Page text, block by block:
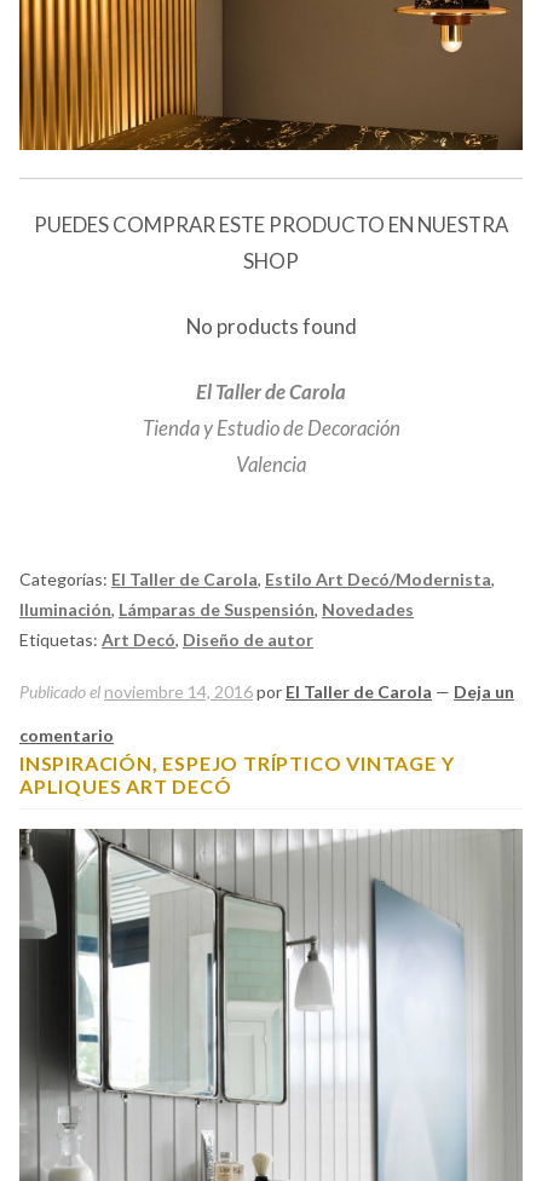
PUEDES COMPRAR ESTE PRODUCTO EN NUESTRA
SHOP
No products found
El Taller de Carola
Tienda y Estudio de Decoración
Valencia
Categorías: El Taller de Carola, Estilo Art Decó/Modernista,
Iluminación, Lámparas de Suspensión, Novedades
Etiquetas: Art Decó, Diseño de autor
Publicado el noviembre 14, 2016por El Taller de Carola — Deja un
comentario
INSPIRACIÓN, ESPEJO TRÍPTICO VINTAGE Y
APLIQUES ART DECÓ